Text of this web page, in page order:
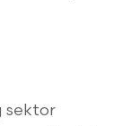
sektor